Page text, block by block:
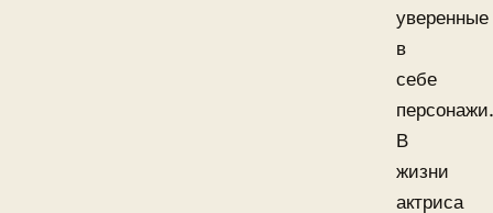
уверенные
в
себе
персонажи.
В
жизни
актриса